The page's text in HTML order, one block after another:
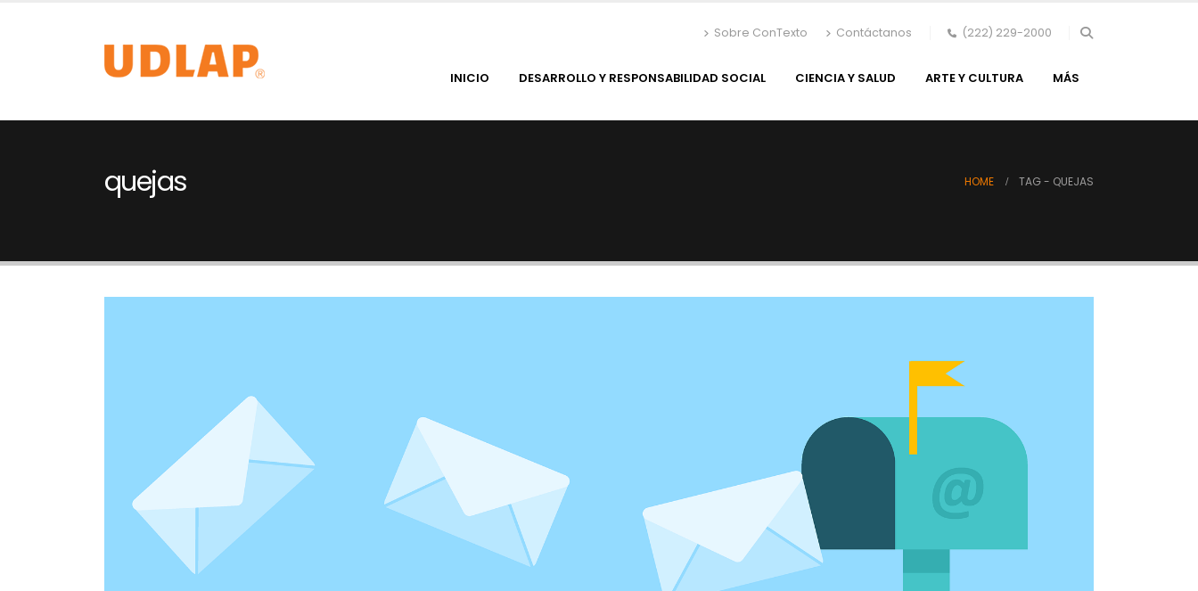
Sobre ConTexto Contáctanos (222) 229-2000
INICIO DESARROLLO Y RESPONSABILIDAD SOCIAL CIENCIA Y SALUD ARTE Y CULTURA MÁS
quejas HOME TAG - QUEJAS